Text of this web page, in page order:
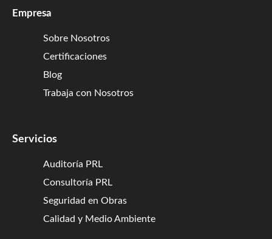
Empresa
Sobre Nosotros
Certificaciones
Blog
Trabaja con Nosotros
Servicios
Auditoría PRL
Consultoría PRL
Seguridad en Obras
Calidad y Medio Ambiente